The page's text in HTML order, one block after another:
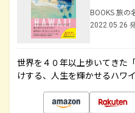
BOOKS 旅の
2022.05.26
世界を４０年以上歩いてきた
けする、人生を輝かせるハワ